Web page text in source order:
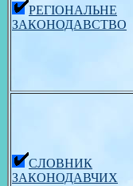
РЕГІОНАЛЬНЕ
ЗАКОНОДАВСТВО
СЛОВНИК
ЗАКОНОДАВЧИХ